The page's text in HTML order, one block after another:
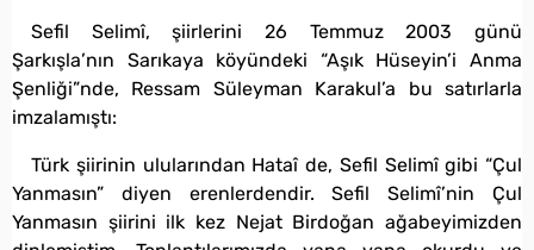
Sefil Selimî, şiirlerini 26 Temmuz 2003 günü
Şarkışla’nın Sarıkaya köyündeki “Aşık Hüseyin’i Anma
Şenliği”nde, Ressam Süleyman Karakul’a bu satırlarla
imzalamıştı:
Türk şiirinin ulularından Hataî de, Sefil Selimî gibi “Çul
Yanmasın” diyen erenlerdendir. Sefil Selimî’nin Çul
Yanmasın şiirini ilk kez Nejat Birdoğan ağabeyimizden